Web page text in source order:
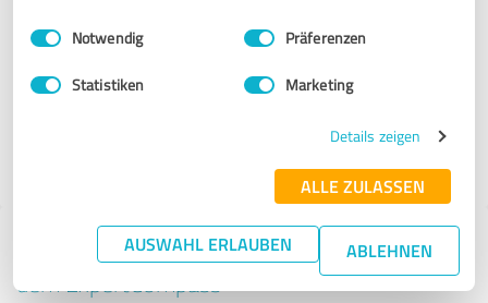
Impressum Datenschutzbestimmungen
Einwilligungsauswahl
Notwendig Präferenzen
Statistiken Marketing
Details zeigen
ALLE ZULASSEN
AUSWAHL ERLAUBEN ABLEHNEN
Roland Schraut
Tipp: Die passenden Experten finden - mit
dem ExpertCompass